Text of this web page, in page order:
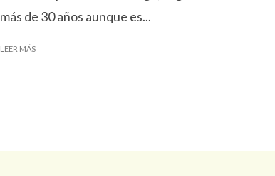
más de 30 años aunque es...
LEER MÁS